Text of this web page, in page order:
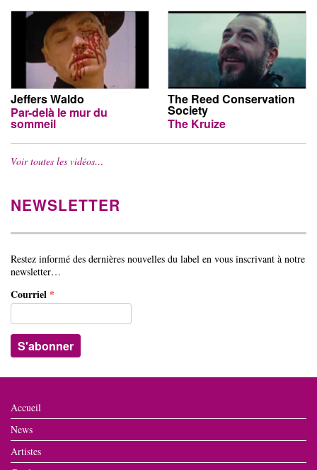
Jeffers Waldo
Par-delà le mur du
sommeil
The Reed Conservation
Society
The Kruize
Voir toutes les vidéos…
NEWSLETTER
Restez informé des dernières nouvelles du label en vous inscrivant à notre
newsletter…
Courriel *
Accueil
News
Artistes